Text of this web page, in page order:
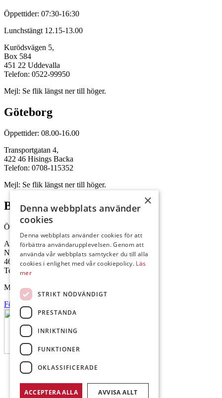
Öppettider: 07:30-16:30
Lunchstängt 12.15-13.00
Kurödsvägen 5,
Box 584
451 22 Uddevalla
Telefon: 0522-99950
Mejl: Se flik längst ner till höger.
Göteborg
Öppettider: 08.00-16.00
Transportgatan 4,
422 46 Hisings Backa
Telefon: 0708-115352
Mejl: Se flik längst ner till höger.
Brålanda
Öppettider: 07:00-16:00
Andrésen Maskin i Brålanda AB
Nuntorp 301
464 64 Brålanda
Telefon: 0521-57 57 30
Mejl: Se flik längst ner till höger.
Följ oss på Facebook
×
Denna webbplats använder
cookies
Denna webbplats använder cookies för att
förbättra användarupplevelsen. Genom att
använda vår webbplats samtycker du till alla
cookies i enlighet med vår cookiepolicy. Läs
mer
STRIKT NÖDVÄNDIGT
PRESTANDA
INRIKTNING
FUNKTIONER
OKLASSIFICERADE
ACCEPTERA ALLA AVVISA ALLT